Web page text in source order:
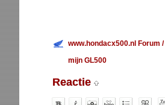
www.hondacx500.nl Forum /
mijn GL500
Reactie